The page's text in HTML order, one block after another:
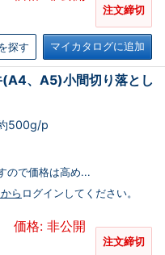
注文締切
探す マイカタログに追加
(A4、A5)小間切り落とし
500g/p
ので価格は高め...
ら ログインしてください。
価格: 非公開
注文締切